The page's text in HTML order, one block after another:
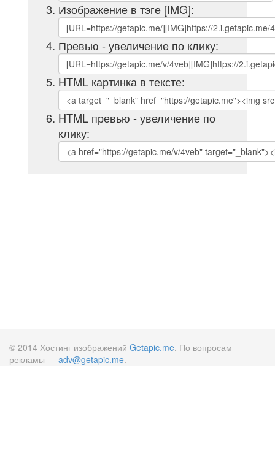
Изображение в тэге [IMG]:
Превью - увеличение по клику:
HTML картинка в тексте:
HTML превью - увеличение по
клику:
© 2014 Хостинг изображений Getapic.me. По вопросам
рекламы — adv@getapic.me.